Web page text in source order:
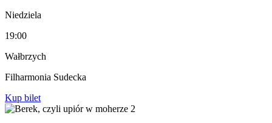
Niedziela
19:00
Wałbrzych
Filharmonia Sudecka
Kup bilet